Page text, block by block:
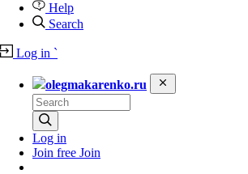
Help
Search
Log in `
olegmakarenko.ru
Log in
Join free Join